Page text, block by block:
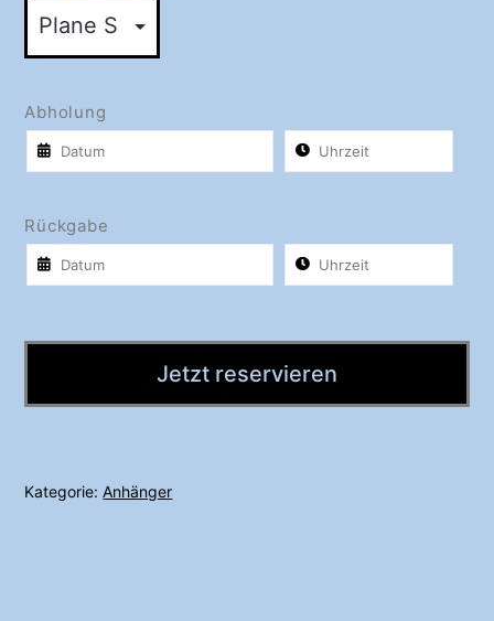
Abholung
Rückgabe
Jetzt reservieren
Kategorie:Anhänger